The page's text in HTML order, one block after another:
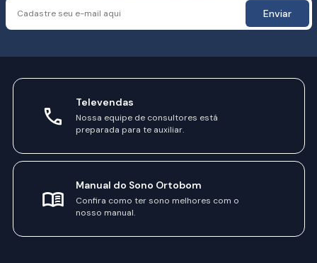
Enviar
Televendas
Nossa equipe de consultores está
preparada para te auxiliar.
Manual do Sono Ortobom
Confira como ter sono melhores com o
nosso manual.